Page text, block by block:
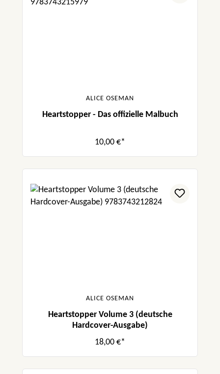
ALICE OSEMAN
Heartstopper - Das offizielle Malbuch
10,00 €*
ALICE OSEMAN
Heartstopper Volume 3 (deutsche
Hardcover-Ausgabe)
18,00 €*